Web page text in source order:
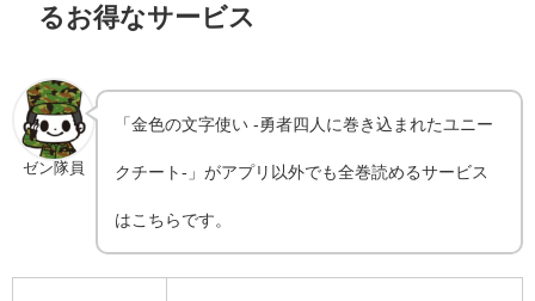
るお得なサービス
ゼン隊員
「金色の文字使い -勇者四人に巻き込まれたユニー
クチート-」がアプリ以外でも全巻読めるサービス
はこちらです。